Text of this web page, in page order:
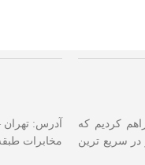
کردیم که
در سریع ترین
آدرس: تهران
مخابرات